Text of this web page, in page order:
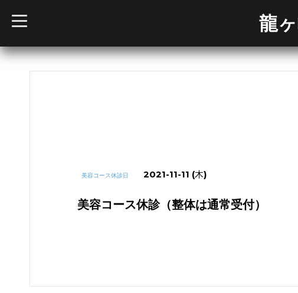
龍
t
o
l
美容コース休診日 2021-11-11 (木)
美容コース休診（整体は通常受付）